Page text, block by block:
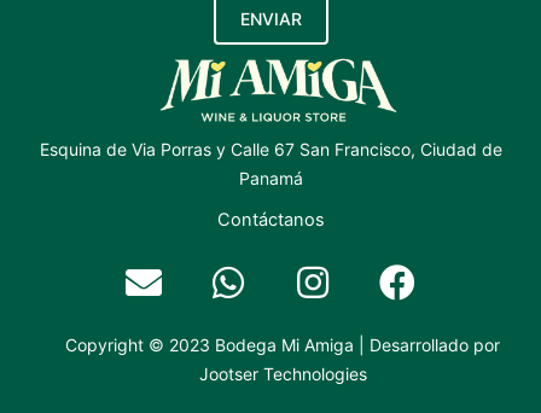
ENVIAR
Esquina de Via Porras y Calle 67 San Francisco, Ciudad de
Panamá
Contáctanos
Copyright © 2023 Bodega Mi Amiga | Desarrollado por
Jootser Technologies